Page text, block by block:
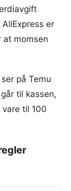
er
at momsen
på Temu
til kassen,
til 100